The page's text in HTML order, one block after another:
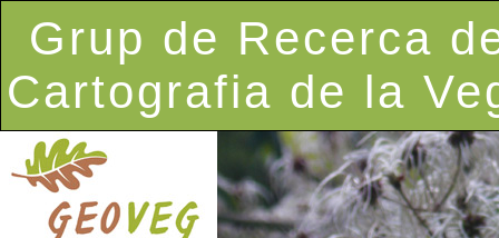
Grup de Recerca
Cartografia de la